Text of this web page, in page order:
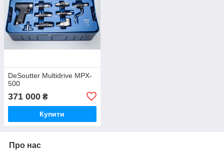
DeSoutter Multidrive MPX-
500
371 000 ₴
Купити
Про нас